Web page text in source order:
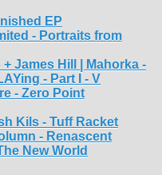
EP
- Portraits from
James Hill | Mahorka -
- Part I - V
- Zero Point
Kils - Tuff Racket
- Renascent
New World